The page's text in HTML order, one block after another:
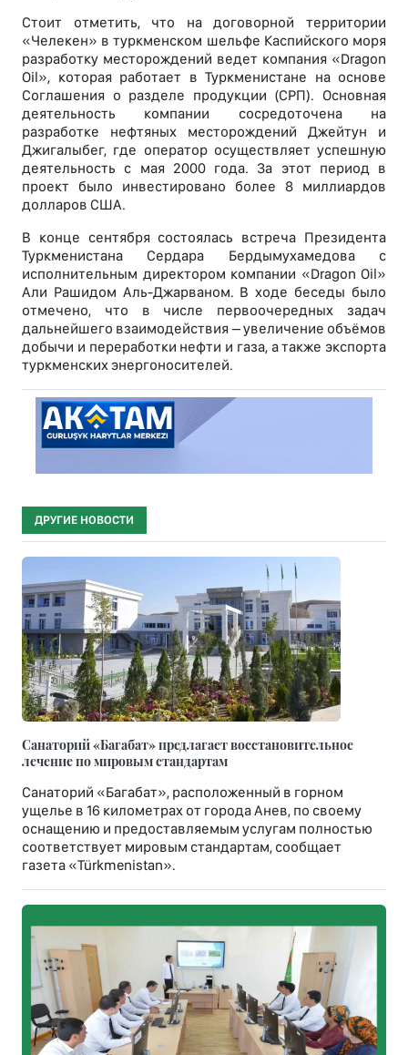
Стоит отметить, что на договорной территории
«Челекен» в туркменском шельфе Каспийского моря
разработку месторождений ведет компания «Dragon
Oil», которая работает в Туркменистане на основе
Соглашения о разделе продукции (СРП). Основная
деятельность компании сосредоточена на
разработке нефтяных месторождений Джейтун и
Джигалыбег, где оператор осуществляет успешную
деятельность с мая 2000 года. За этот период в
проект было инвестировано более 8 миллиардов
долларов США.
В конце сентября состоялась встреча Президента
Туркменистана Сердара Бердымухамедова с
исполнительным директором компании «Dragon Oil»
Али Рашидом Аль-Джарваном. В ходе беседы было
отмечено, что в числе первоочередных задач
дальнейшего взаимодействия – увеличение объёмов
добычи и переработки нефти и газа, а также экспорта
туркменских энергоносителей.
ДРУГИЕ НОВОСТИ
Санаторий «Багабат» предлагает восстановительное
лечение по мировым стандартам
Санаторий «Багабат», расположенный в горном
ущелье в 16 километрах от города Анев, по своему
оснащению и предоставляемым услугам полностью
соответствует мировым стандартам, сообщает
газета «Türkmenistan».